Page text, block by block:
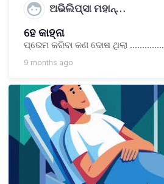
ଅଭିଲିପ୍ସା ମହାନ୍…
ହେ କାହ୍ନା
ପ୍ରେମ କରିବା କଣ ଦୋଷ ଥିଲା ..............
9 months ago